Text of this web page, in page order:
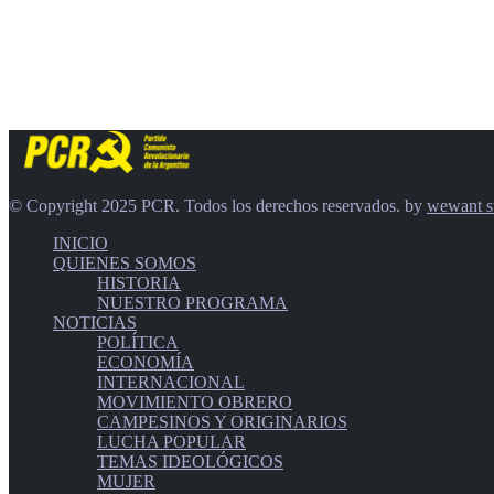
© Copyright 2025 PCR. Todos los derechos reservados. by wewant
INICIO
QUIENES SOMOS
HISTORIA
NUESTRO PROGRAMA
NOTICIAS
POLÍTICA
ECONOMÍA
INTERNACIONAL
MOVIMIENTO OBRERO
CAMPESINOS Y ORIGINARIOS
LUCHA POPULAR
TEMAS IDEOLÓGICOS
MUJER